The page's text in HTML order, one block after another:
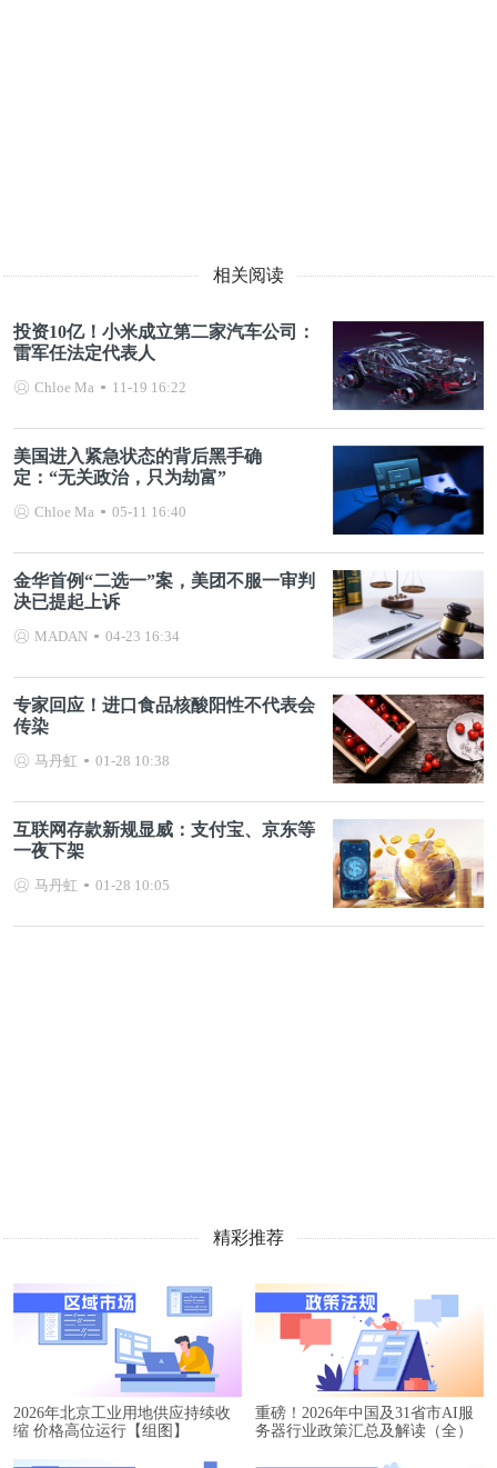
相关阅读
投资10亿！小米成立第二家汽车公司：
雷军任法定代表人
Chloe Ma 11-19 16:22
美国进入紧急状态的背后黑手确
定：“无关政治，只为劫富”
Chloe Ma 05-11 16:40
金华首例“二选一”案，美团不服一审判
决已提起上诉
MADAN 04-23 16:34
专家回应！进口食品核酸阳性不代表会
传染
马丹虹 01-28 10:38
互联网存款新规显威：支付宝、京东等
一夜下架
马丹虹 01-28 10:05
精彩推荐
2026年北京工业用地供应持续收
缩 价格高位运行【组图】
重磅！2026年中国及31省市AI服
务器行业政策汇总及解读（全）